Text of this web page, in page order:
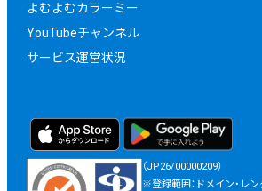
よむよむカラーミー
YouTubeチャンネル
サービス運営状況
（JP26/00000209）
※登録範囲：ドメイン・レ